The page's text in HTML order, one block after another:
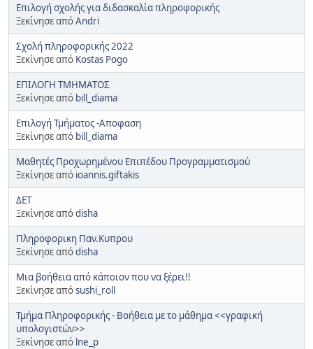
Επιλογή σχολής για διδασκαλία πληροφορικής
Ξεκίνησε απόAndri
Σχολή πληροφορικής 2022
Ξεκίνησε από Kostas Pogo
ΕΠΙΛΟΓΗ ΤΜΗΜΑΤΟΣ
Ξεκίνησε από bill_diama
Επιλογή Τμήματος -Αποφαση
Ξεκίνησε από bill_diama
Μαθητές Προχωρημένου Επιπέδου Προγραμματισμού
Ξεκίνησε από ioannis.giftakis
ΔΕΤ
Ξεκίνησε απόdisha
Πληροφορικη Παν.Κυπρου
Ξεκίνησε απόdisha
Μια βοήθεια από κάποιον που να ξέρει!!
Ξεκίνησε απόsushi_roll
Τμήμα Πληροφορικής - Βοήθεια με το μάθημα <<γραφική
υπολογιστών>>
Ξεκίνησε από lne_p